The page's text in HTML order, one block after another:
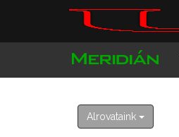
Alrovataink